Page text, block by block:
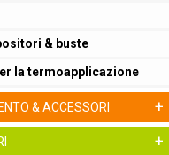
& buste
la termoapplicazione
& ACCESSORI +
+